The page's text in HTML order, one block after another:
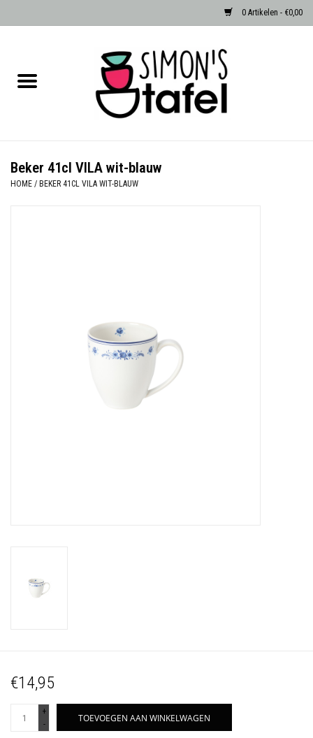
0 Artikelen - €0,00
Albast waxinehouders van Zenza
Beker 41cl VILA wit-blauw
HOME / BEKER 41CL VILA WIT-BLAUW
€14,95
+
-
TOEVOEGEN AAN WINKELWAGEN